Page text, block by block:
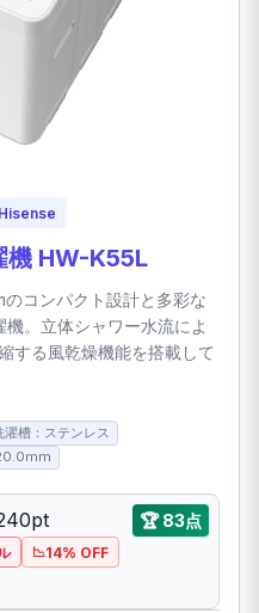
Hisense
機 HW-K55L
コンパクト設計と多彩な
。立体シャワー水流によ
する風乾燥機能を搭載して
濯槽：ステンレス
🏆83点
14% OFF